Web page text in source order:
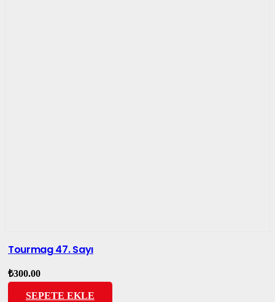
Tourmag 47. Sayı
₺300.00
SEPETE EKLE